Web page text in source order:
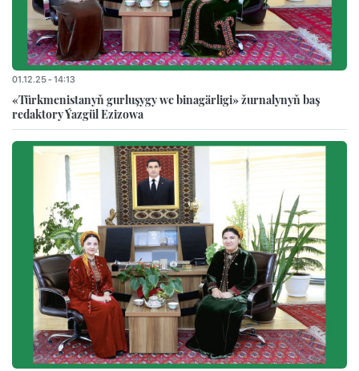
01.12.25 - 14:13
«Türkmenistanyň gurluşygy we binagärligi» žurnalynyň baş
redaktory Ýazgül Ezizowa